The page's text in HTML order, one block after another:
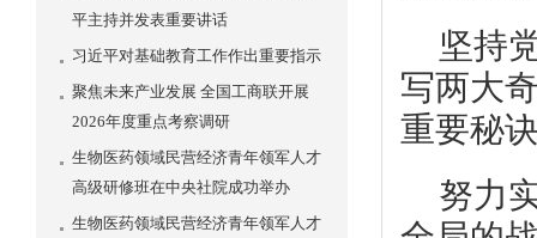
平主持并发表重要讲话
习近平对基础教育工作作出重要指示
聚焦未来产业发展 全国工商联开展
2026年度重点考察调研
生物医药领域民营经济青年领军人才
高级研修班在中央社院成功举办
生物医药领域民营经济青年领军人才
坚持
写两大
重要秘
努力